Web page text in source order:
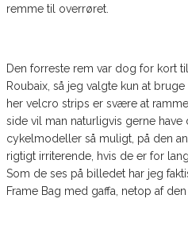
remme til overrøret.
Den forreste rem var dog for kort
Roubaix, så jeg valgte kun at
her velcro strips er svære at
side vil man naturligvis gerne have
cykelmodeller så muligt, på den
rigtigt irriterende, hvis de er for
Som de ses på billedet har jeg
Frame Bag med gaffa, netop af den